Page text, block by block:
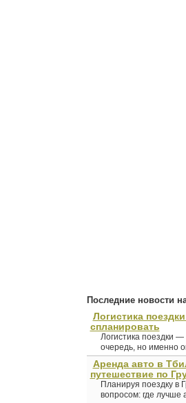
Последние новости
Логистика
спланировать
Логистика поездки
очередь, но именно
Аренда авто в
путешествие по
Планируя поездку в
вопросом: где лучше